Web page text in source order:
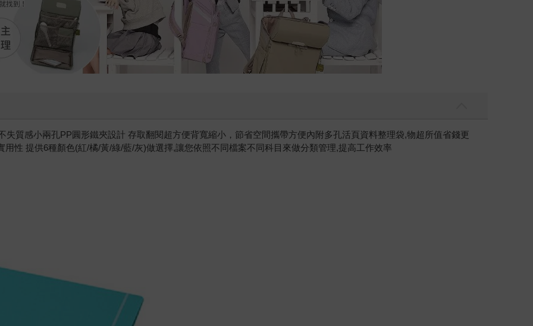
失質感小兩孔PP圓形鐵夾設計 存取翻閱超方便背寬縮小，節省空間攜帶方便內附多孔活頁資料整理袋,物超所值省錢更
性 提供6種顏色(紅/橘/黃/綠/藍/灰)做選擇,讓您依照不同檔案不同科目來做分類管理,提高工作效率